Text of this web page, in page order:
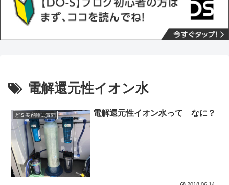
電解還元性イオン水
どＳ美容師に質問 電解還元性イオン水って なに？